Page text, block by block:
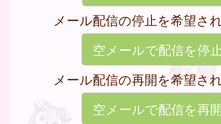
メール配信の停止を希望さ
空メールで配信を停
メール配信の再開を希望さ
空メールで配信を再